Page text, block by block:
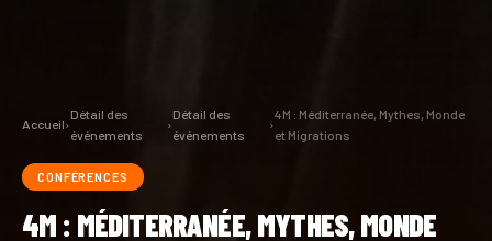
Accueil›
Détail des
événements
›
Détail des
événements
›
4M : Méditerranée, Mythes, Monde
et Migrations
CONFÉRENCES
4M : MÉDITERRANÉE, MYTHES, MONDE